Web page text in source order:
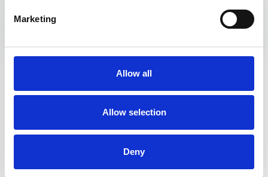
Marketing
Allow all
Allow selection
Deny
Nog nauwkeuriger en sneller opmeten met
nieuwe Proliner meettoestel